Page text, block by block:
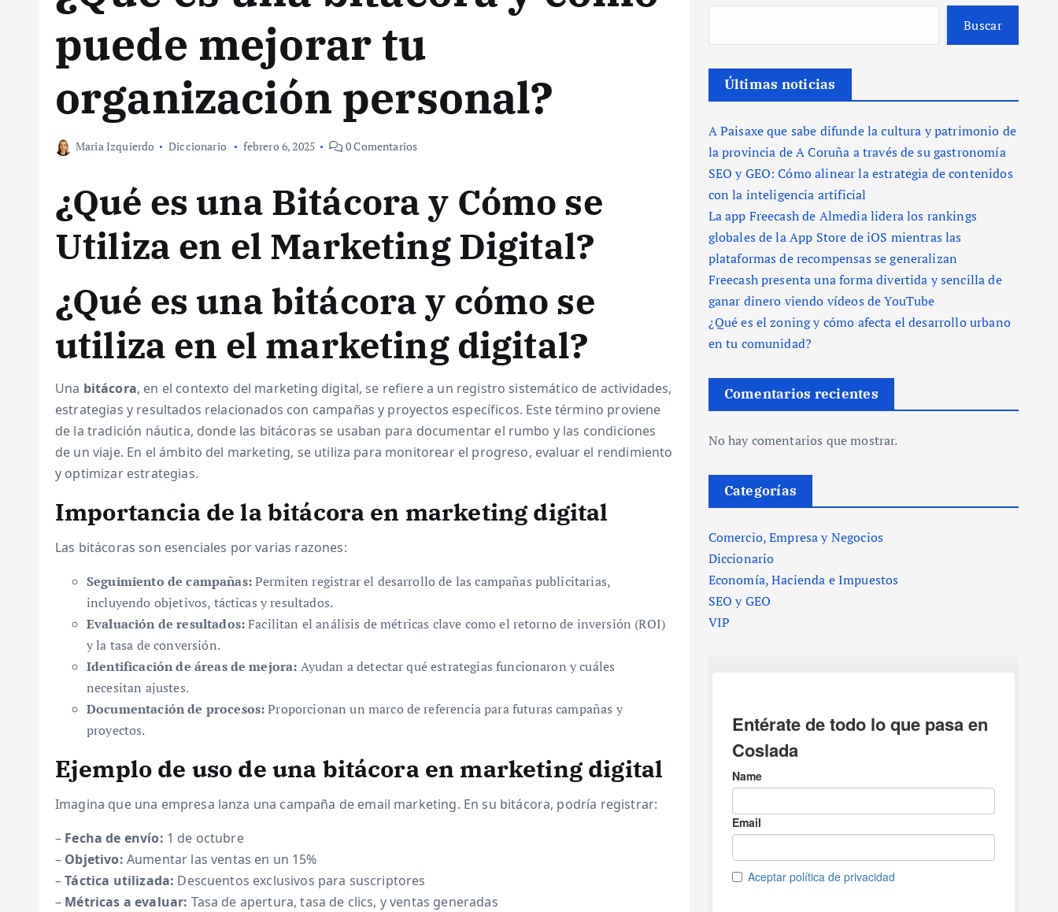
puede mejorar tu
organización personal?
Maria Izquierdo Diccionario febrero 6, 2025 0 Comentarios
¿Qué es una Bitácora y Cómo se
Utiliza en el Marketing Digital?
¿Qué es una bitácora y cómo se
utiliza en el marketing digital?
Una bitácora, en el contexto del marketing digital, se refiere a un registro sistemático de actividades,
estrategias y resultados relacionados con campañas y proyectos específicos. Este término proviene
de la tradición náutica, donde las bitácoras se usaban para documentar el rumbo y las condiciones
de un viaje. En el ámbito del marketing, se utiliza para monitorear el progreso, evaluar el rendimiento
y optimizar estrategias.
Importancia de la bitácora en marketing digital
Las bitácoras son esenciales por varias razones:
Seguimiento de campañas:Permiten registrar el desarrollo de las campañas publicitarias,
incluyendo objetivos, tácticas y resultados.
Evaluación de resultados:Facilitan el análisis de métricas clave como el retorno de inversión (ROI)
y la tasa de conversión.
Identificación de áreas de mejora: Ayudan a detectar qué estrategias funcionaron y cuáles
necesitan ajustes.
Documentación de procesos:Proporcionan un marco de referencia para futuras campañas y
proyectos.
Ejemplo de uso de una bitácora en marketing digital
Imagina que una empresa lanza una campaña de email marketing. En su bitácora, podría registrar:
– Fecha de envío: 1 de octubre
– Objetivo: Aumentar las ventas en un 15%
–Táctica utilizada: Descuentos exclusivos para suscriptores
– Métricas a evaluar: Tasa de apertura, tasa de clics, y ventas generadas
Buscar
Últimas noticias
A Paisaxe que sabe difunde la cultura y patrimonio de
la provincia de A Coruña a través de su gastronomía
SEO y GEO: Cómo alinear la estrategia de contenidos
con la inteligencia artificial
La app Freecash de Almedia lidera los rankings
globales de la App Store de iOS mientras las
plataformas de recompensas se generalizan
Freecash presenta una forma divertida y sencilla de
ganar dinero viendo vídeos de YouTube
¿Qué es el zoning y cómo afecta el desarrollo urbano
en tu comunidad?
Comentarios recientes
No hay comentarios que mostrar.
Categorías
Comercio, Empresa y Negocios
Diccionario
Economía, Hacienda e Impuestos
SEO y GEO
VIP